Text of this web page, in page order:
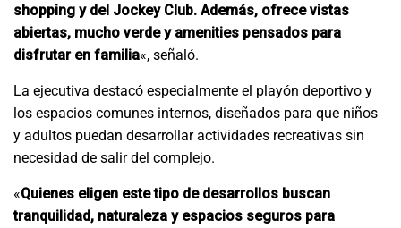
shopping y del Jockey Club. Además, ofrece vistas
abiertas, mucho verde y amenities pensados para
disfrutar en familia«, señaló.
La ejecutiva destacó especialmente el playón deportivo y
los espacios comunes internos, diseñados para que niños
y adultos puedan desarrollar actividades recreativas sin
necesidad de salir del complejo.
«Quienes eligen este tipo de desarrollos buscan
tranquilidad, naturaleza y espacios seguros para